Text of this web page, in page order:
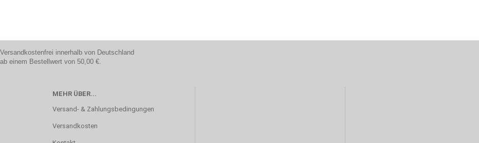
Versandkostenfrei innerhalb von Deutschland
ab einem Bestellwert von 50,00 €.
MEHR ÜBER...
Versand- & Zahlungsbedingungen
Versandkosten